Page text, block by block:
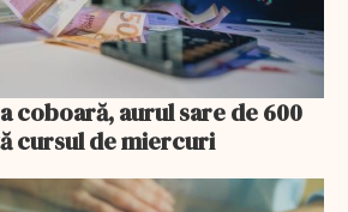
coboară, aurul sare de 600
cursul de miercuri